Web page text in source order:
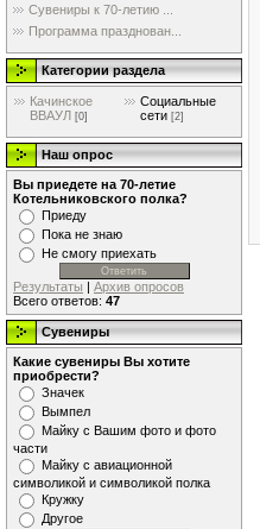
Сувениры к 70-летию ...
Программа празднован...
Категории раздела
Качинское
ВВАУЛ [0]
Социальные
сети [2]
Наш опрос
Вы приедете на 70-летие
Котельниковского полка?
Приеду
Пока не знаю
Не смогу приехать
Результаты | Архив опросов
Всего ответов: 47
Сувениры
Какие сувениры Вы хотите
приобрести?
Значек
Вымпел
Майку с Вашим фото и фото
части
Майку с авиационной
символикой и символикой полка
Кружку
Другое